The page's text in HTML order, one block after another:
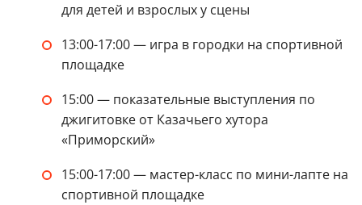
для детей и взрослых у сцены
13:00-17:00 — игра в городки на спортивной
площадке
15:00 — показательные выступления по
джигитовке от Казачьего хутора
«Приморский»
15:00-17:00 — мастер-класс по мини-лапте на
спортивной площадке